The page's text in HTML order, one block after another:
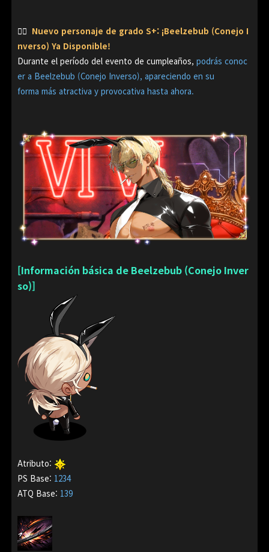
👉🏻 Nuevo personaje de grado S+: ¡Beelzebub (Conejo I
nverso) Ya Disponible!
Durante el período del evento de cumpleaños, podrás conoc
er a Beelzebub (Conejo Inverso), apareciendo en su
forma más atractiva y provocativa hasta ahora.
[Información básica de Beelzebub (Conejo Inver
so)]
Atributo:
PS Base: 1234
ATQ Base: 139